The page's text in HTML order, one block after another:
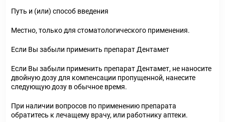
Путь и (или) способ введения
Местно, только для стоматологического применения.
Если Вы забыли применить препарат Дентамет
Если Вы забыли применить препарат Дентамет, не наносите
двойную дозу для компенсации пропущенной, нанесите
следующую дозу в обычное время.
При наличии вопросов по применению препарата
обратитесь к лечащему врачу, или работнику аптеки.